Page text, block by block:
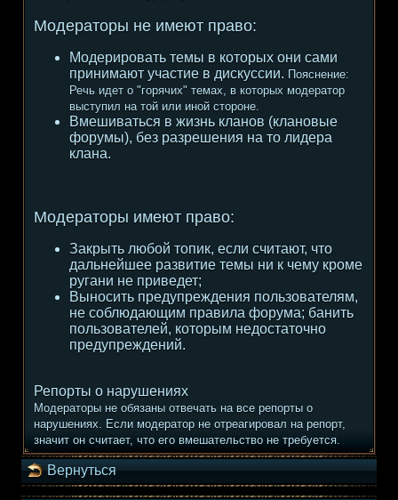
Модераторы не имеют право:
Модерировать темы в которых они сами
принимают участие в дискуссии. Пояснение:
Речь идет о "горячих" темах, в которых модератор
выступил на той или иной стороне.
Вмешиваться в жизнь кланов (клановые
форумы), без разрешения на то лидера
клана.
Модераторы имеют право:
Закрыть любой топик, если считают, что
дальнейшее развитие темы ни к чему кроме
ругани не приведет;
Выносить предупреждения пользователям,
не соблюдающим правила форума; банить
пользователей, которым недостаточно
предупреждений.
Репорты о нарушениях
Модераторы не обязаны отвечать на все репорты о
нарушениях. Если модератор не отреагировал на репорт,
значит он считает, что его вмешательство не требуется.
Вернуться